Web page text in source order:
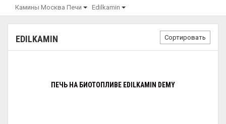
Камины Москва Печи Edilkamin
EDILKAMIN Сортировать
ПЕЧЬ НА БИОТОПЛИВЕ EDILKAMIN DEMY